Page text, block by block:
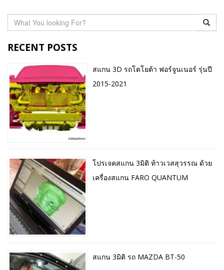
RECENT POSTS
สแกน 3D รถโตโยต้า ฟอร์จูนเนอร์ รุ่นปี
2015-2021
โปรเจคสแกน 3มิติ ท้าวเวสสุวรรณ ด้วย
เครื่องสแกน FARO QUANTUM
สแกน 3มิติ รถ MAZDA BT-50